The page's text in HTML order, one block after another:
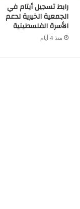
رابط تسجيل أيتام في
الجمعية الخيرية لدعم
الأسرة الفلسطينية
منذ 4 أيام